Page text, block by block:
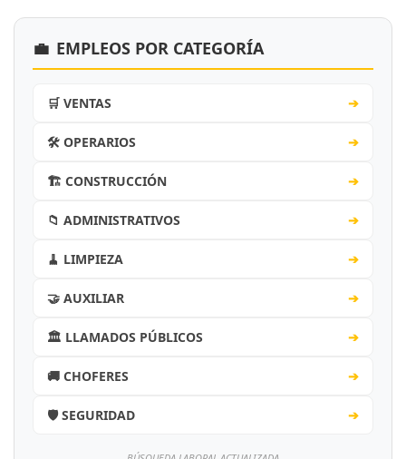
💼 EMPLEOS POR CATEGORÍA
🛒 VENTAS ➔
🛠️ OPERARIOS ➔
🏗️ CONSTRUCCIÓN ➔
📁 ADMINISTRATIVOS ➔
🧹 LIMPIEZA ➔
🤝 AUXILIAR ➔
🏛️ LLAMADOS PÚBLICOS ➔
🚚 CHOFERES ➔
🛡️ SEGURIDAD ➔